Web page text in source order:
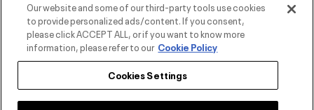
حول أندر آرمر
أندر آرمر على الشبكات الاجتماعية
Our website and some of our third-party tools use cookies
to provide personalized ads/content. If you consent,
please click ACCEPT ALL, or if you want to know more
information, please refer to our Cookie Policy
Cookies Settings